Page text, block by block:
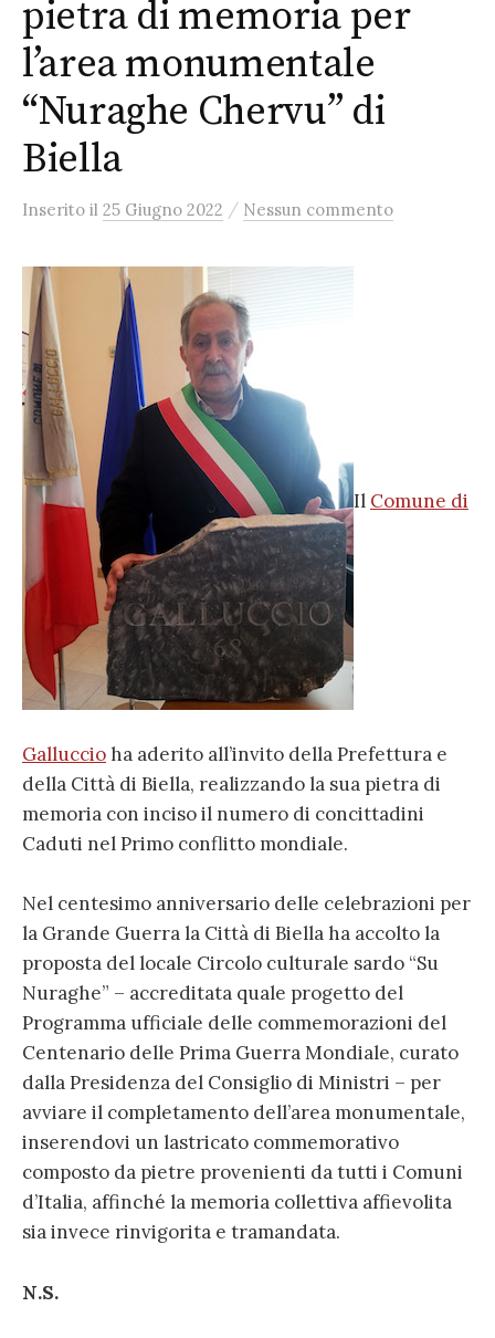
pietra di memoria per
l’area monumentale
“Nuraghe Chervu” di
Biella
Inserito il 25 Giugno 2022 / Nessun commento
Il Comune di
Galluccioha aderito all’invito della Prefettura e
della Città di Biella, realizzando la sua pietra di
memoria con inciso il numero di concittadini
Caduti nel Primo conflitto mondiale.
Nel centesimo anniversario delle celebrazioni per
la Grande Guerra la Città di Biella ha accolto la
proposta del locale Circolo culturale sardo “Su
Nuraghe” – accreditata quale progetto del
Programma ufficiale delle commemorazioni del
Centenario delle Prima Guerra Mondiale, curato
dalla Presidenza del Consiglio di Ministri – per
avviare il completamento dell’area monumentale,
inserendovi un lastricato commemorativo
composto da pietre provenienti da tutti i Comuni
d’Italia, affinché la memoria collettiva affievolita
sia invece rinvigorita e tramandata.
N.S.